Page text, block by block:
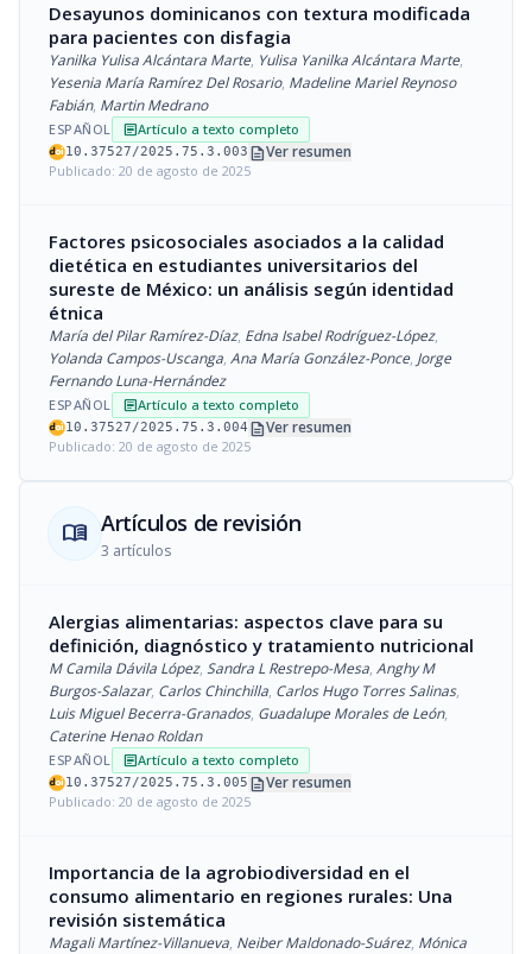
Desayunos dominicanos con textura modificada
para pacientes con disfagia
Yanilka Yulisa Alcántara Marte, Yulisa Yanilka Alcántara Marte,
Yesenia María Ramírez Del Rosario, Madeline Mariel Reynoso
Fabián, Martin Medrano
ESPAÑOL articleArtículo a texto completo
10.37527/2025.75.3.003 descriptionVer resumen
Publicado: 20 de agosto de 2025
Factores psicosociales asociados a la calidad
dietética en estudiantes universitarios del
sureste de México: un análisis según identidad
étnica
María del Pilar Ramírez-Díaz, Edna Isabel Rodríguez-López,
Yolanda Campos-Uscanga, Ana María González-Ponce, Jorge
Fernando Luna-Hernández
ESPAÑOL articleArtículo a texto completo
10.37527/2025.75.3.004 descriptionVer resumen
Publicado: 20 de agosto de 2025
menu_book Artículos de revisión
3 artículos
Alergias alimentarias: aspectos clave para su
definición, diagnóstico y tratamiento nutricional
M Camila Dávila López, Sandra L Restrepo-Mesa, Anghy M
Burgos-Salazar, Carlos Chinchilla, Carlos Hugo Torres Salinas,
Luis Miguel Becerra-Granados, Guadalupe Morales de León,
Caterine Henao Roldan
ESPAÑOL articleArtículo a texto completo
10.37527/2025.75.3.005 descriptionVer resumen
Publicado: 20 de agosto de 2025
Importancia de la agrobiodiversidad en el
consumo alimentario en regiones rurales: Una
revisión sistemática
Magali Martínez-Villanueva, Neiber Maldonado-Suárez, Mónica